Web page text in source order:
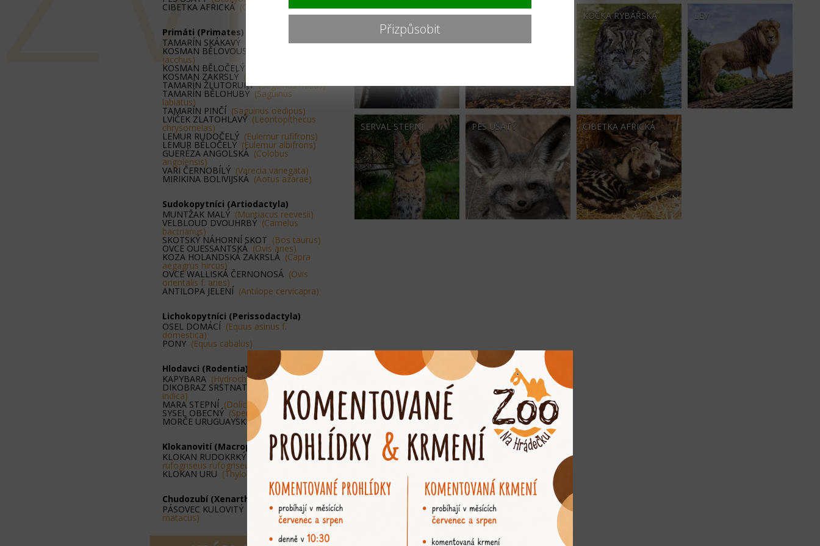
CIBETKA AFRICKÁ (Civettictis civetta)
Primáti (Primates)
TAMARÍN SKÁKAVÝ
(Callimico goeldii)
KOSMAN BĚLOVOUSÝ
jacchus)
KOSMAN BĚLOČELÝ
KOSMAN ZAKRSLÝ (Cebuella pygmaea)
TAMARÍN ŽLUTORUKÝ(Saguinus midas)
TAMARÍN BĚLOHUBÝ (Saguinus
labiatus)
TAMARÍN PINČÍ (Saguinus oedipus)
LVÍČEK ZLATOHLAVÝ (Leontopithecus
chrysomelas)
LEMUR RUDOČELÝ (Eulemur rufifrons)
LEMUR BĚLOČELÝ (Eulemur albifrons)
GUERÉZA ANGOLSKÁ (Colobus
angolensis)
VARI ČERNOBÍLÝ (Varecia variegata)
MIRIKINA BOLIVIJSKÁ (Aotus azarae)
Sudokopytníci (Artiodactyla)
MUNTŽAK MALÝ (Muntiacus reevesii)
VELBLOUD DVOUHRBÝ (Camelus
bactrianus)
SKOTSKÝ NÁHORNÍ SKOT (Bos taurus)
OVCE OUESSANTSKÁ (Ovis aries)
KOZA HOLANDSKÁ ZAKRSLÁ (Capra
aegagrus hircus)
OVCE WALLISKÁ ČERNONOSÁ (Ovis
orientalis f. aries)
ANTILOPA JELENÍ (Antilope cervicapra)
Lichokopytníci (Perissodactyla)
OSEL DOMÁCÍ (Equus asinus f.
domestica)
PONY (Equus cabalus)
Hlodavci (Rodentia)
KAPYBARA (Hydrochoerus hydrochaeris)
DIKOBRAZ SRSTNATONOSÝ (Hystrix
indica)
MARA STEPNÍ (Dolichotys patagonum)
SYSEL OBECNÝ (Spermophilus citellus)
MORČE URUGUAYSKÉ(Cavia magna)
Klokanovití (Macropodidae)
KLOKAN RUDOKRKÝ
(Notamacropus
rufogriseus rufogriseus)
KLOKAN URU (Thylogale brunii)
Chudozubí (Xenarthra)
PÁSOVEC KULOVITÝ
(Tolypeutes
matacus)
SKUNK PRUHOVANÝ PUMA AMERICKÁ KOČKA RYBÁŘSKÁ LEV
SERVAL STEPNÍ PES UŠATÝ CIBETKA AFRICKÁ
Přizpůsobit